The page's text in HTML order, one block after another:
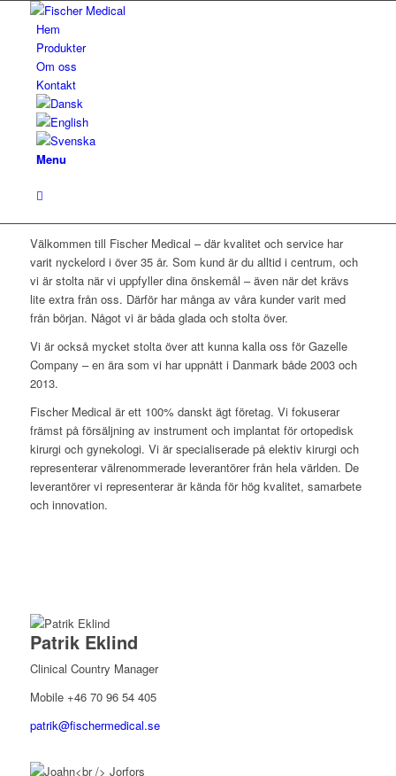
Hem
Produkter
Om oss
Kontakt
Menu
Välkommen till Fischer Medical – där kvalitet och service har
varitnyckelord i över 35 år. Som kund är du alltid i centrum, och
vi är stolta närvi uppfyller dina önskemål – även när det krävs
lite extra från oss. Därför har många av våra kunder varit med
från början. Något vi är båda glada och stolta över.
Vi är också mycket stolta över att kunna kallaoss förGazelle
Company – en ära som vi har uppnåtti Danmarkbåde 2003 och
2013.
Fischer Medical är ett 100% dansktägtföretag. Vi fokuserar
främst på försäljning av instrument och implantat för ortopedisk
kirurgi och gynekologi. Vi är specialiserade på elektivkirurgi och
representerar välrenommerade leverantörer från hela världen. De
leverantörer vi representerar är kända för hög kvalitet, samarbete
och innovation.
Patrik Eklind
Clinical Country Manager
Mobile +46 70 96 54 405
patrik@fischermedical.se